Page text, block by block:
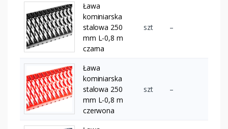
Ława
kominiarska
stalowa 250
mm L-0,8 m
czarna
szt –
Ława
kominiarska
stalowa 250
mm L-0,8 m
czerwona
szt –